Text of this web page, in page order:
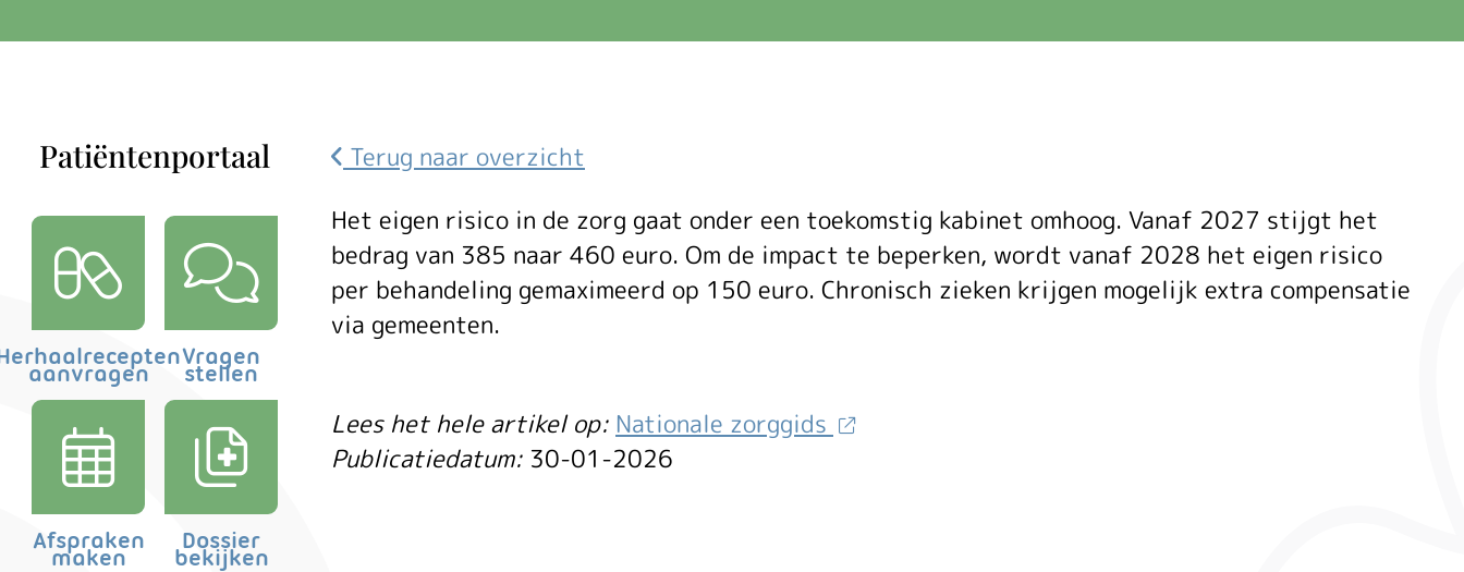
Terug naar overzicht
Eigen
risico
gaat
Het eigen risico in de zorg gaat onder een toekomstig kabinet omhoog. Vanaf 2027 stijgt het
bedrag van 385 naar 460 euro. Om de impact te beperken, wordt vanaf 2028 het eigen risico
per behandeling gemaximeerd op 150 euro. Chronisch zieken krijgen mogelijk extra compensatie
via gemeenten.
Lees het hele artikel op: Nationale zorggids
Publicatiedatum: 30-01-2026
Patiëntenportaal
aanvragen
Vragen
stellen
Afspraken
maken
Dossier
bekijken